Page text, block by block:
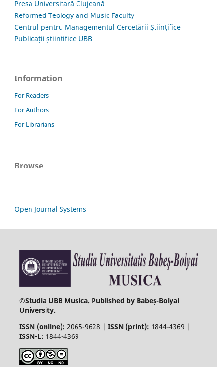
Presa Universitară Clujeană
Reformed Teology and Music Faculty
Centrul pentru Managementul Cercetării Științifice
Publicații științifice UBB
Information
For Readers
For Authors
For Librarians
Browse
Open Journal Systems
©Studia UBB Musica. Published by Babeș-Bolyai
University.
ISSN (online): 2065-9628 | ISSN (print): 1844-4369 |
ISSN-L: 1844-4369